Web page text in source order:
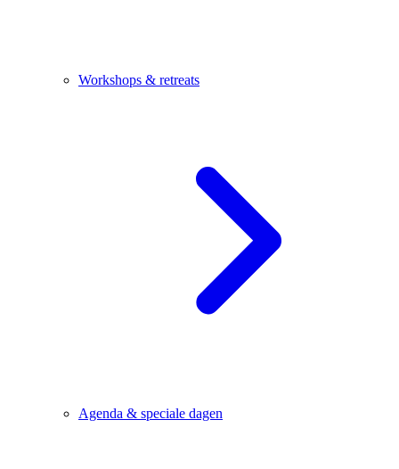
Workshops & retreats
Agenda & speciale dagen